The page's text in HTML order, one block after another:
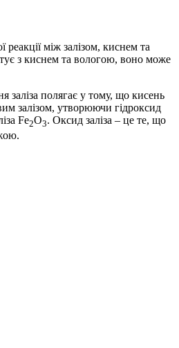
реакції між залізом, киснем та
з киснем та вологою, воно може
заліза полягає у тому, що кисень
залізом, утворюючи гідроксид
Fe2O3. Оксид заліза – це те, що